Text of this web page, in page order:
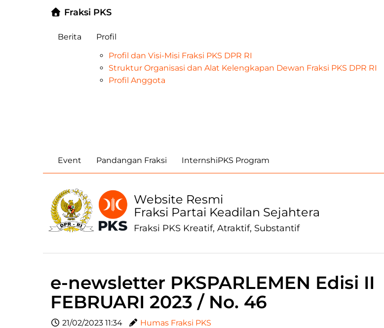
Fraksi PKS
Berita
Profil
Profil dan Visi-Misi Fraksi PKS DPR RI
Struktur Organisasi dan Alat Kelengkapan Dewan Fraksi PKS DPR RI
Profil Anggota
Event
Pandangan Fraksi InternshiPKS Program
Website Resmi
Fraksi Partai Keadilan Sejahtera
Fraksi PKS Kreatif, Atraktif, Substantif
e-newsletter PKSPARLEMEN Edisi II
FEBRUARI 2023 / No. 46
21/02/2023 11:34 Humas Fraksi PKS